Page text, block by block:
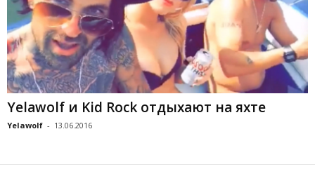
Yelawolf и Kid Rock отдыхают на яхте
Yelawolf - 13.06.2016